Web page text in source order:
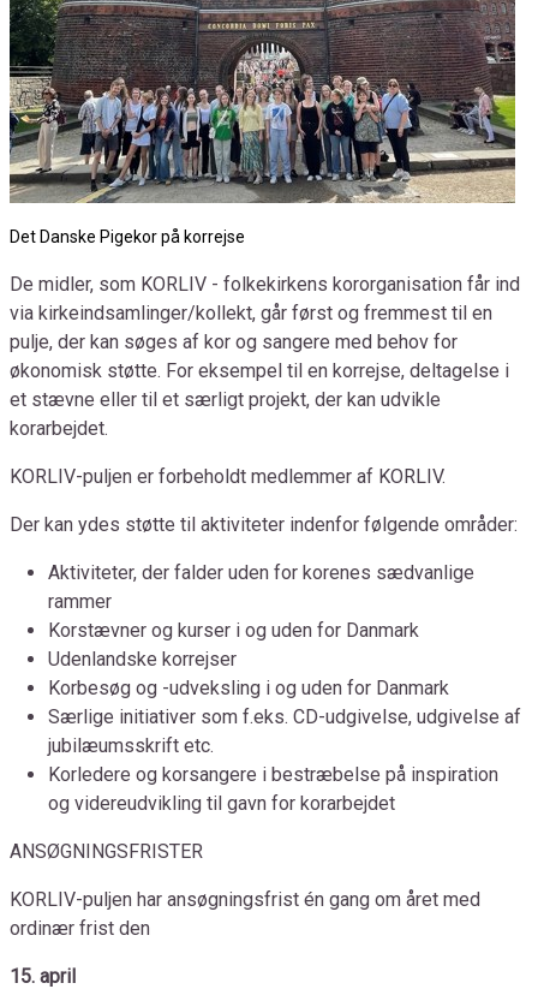
Det Danske Pigekor på korrejse
De midler, som KORLIV - folkekirkens kororganisation får ind
via kirkeindsamlinger/kollekt, går først og fremmest til en
pulje, der kan søges af kor og sangere med behov for
økonomisk støtte. For eksempel til en korrejse, deltagelse i
et stævne eller til et særligt projekt, der kan udvikle
korarbejdet.
KORLIV-puljen er forbeholdt medlemmer af KORLIV.
Der kan ydes støtte til aktiviteter indenfor følgende områder:
Aktiviteter, der falder uden for korenes sædvanlige
rammer
Korstævner og kurser i og uden for Danmark
Udenlandske korrejser
Korbesøg og -udveksling i og uden for Danmark
Særlige initiativer som f.eks. CD-udgivelse, udgivelse af
jubilæumsskrift etc.
Korledere og korsangere i bestræbelse på inspiration
og videreudvikling til gavn for korarbejdet
ANSØGNINGSFRISTER
KORLIV-puljen har ansøgningsfrist én gang om året med
ordinær frist den
15. april